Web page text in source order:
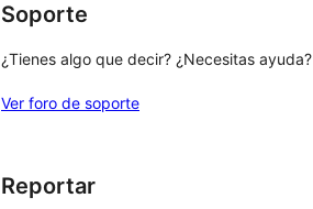
Soporte
¿Tienes algo que decir? ¿Necesitas ayuda?
Ver foro de soporte
Reportar